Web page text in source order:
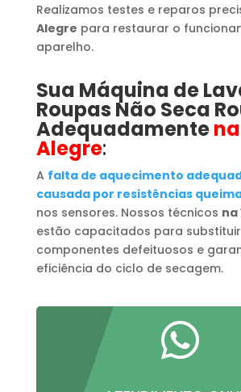
Realizamos testes e reparos
Alegre para restaurar o
aparelho.
Sua Máquina de
Roupas Não Seca
Adequadamente
Alegre:
A falta de aquecimento
causada por resistências
nos sensores. Nossos técnicos na
estão capacitados para substituir
componentes defeituosos e
eficiência do ciclo de secagem.
